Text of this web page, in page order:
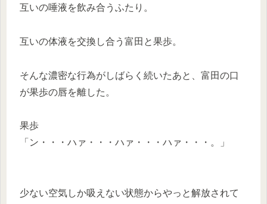
互いの唾液を飲み合うふたり。
互いの体液を交換し合う富田と果歩。
そんな濃密な行為がしばらく続いたあと、富田の口
が果歩の唇を離した。
果歩
「ン・・・ハァ・・・ハァ・・・ハァ・・・。」
少ない空気しか吸えない状態からやっと解放されて